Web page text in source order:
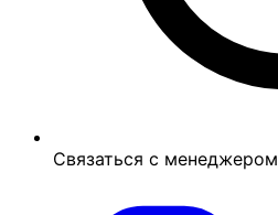
Связаться с менеджером